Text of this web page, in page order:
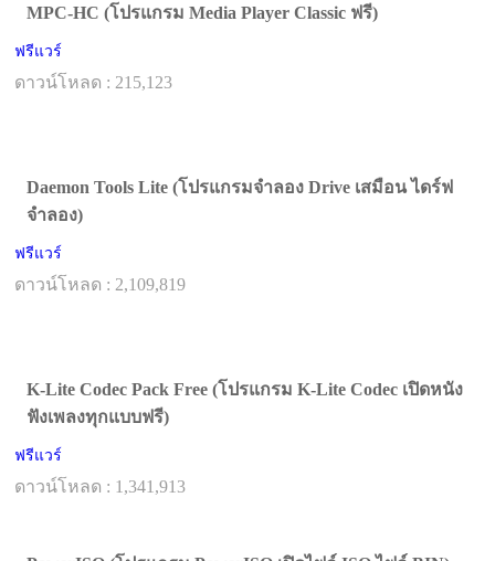
MPC-HC (โปรแกรม Media Player Classic ฟรี)
ฟรีแวร์
ดาวน์โหลด : 215,123
Daemon Tools Lite (โปรแกรมจำลอง Drive เสมือน ไดร์ฟ
จําลอง)
ฟรีแวร์
ดาวน์โหลด : 2,109,819
K-Lite Codec Pack Free (โปรแกรม K-Lite Codec เปิดหนัง
ฟังเพลงทุกแบบฟรี)
ฟรีแวร์
ดาวน์โหลด : 1,341,913